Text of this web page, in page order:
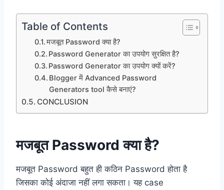
Table of Contents
मजबूत Password क्या है?
Password Generator का उपयोग सुरक्षित है?
Password Generator का उपयोग क्यों करें?
Blogger में Advanced Password
Generators tool कैसे बनाएं?
CONCLUSION
मजबूत Password क्या है?
मजबूत Password बहुत ही कठिन Password होता है
जिसका कोई अंदाजा नहीं लगा सकता। यह case